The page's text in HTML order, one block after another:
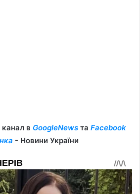
в GoogleNews та Facebook
- Новини України